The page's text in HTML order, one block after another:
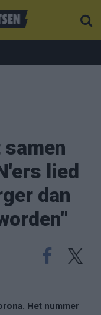
lied
dan
Het nummer